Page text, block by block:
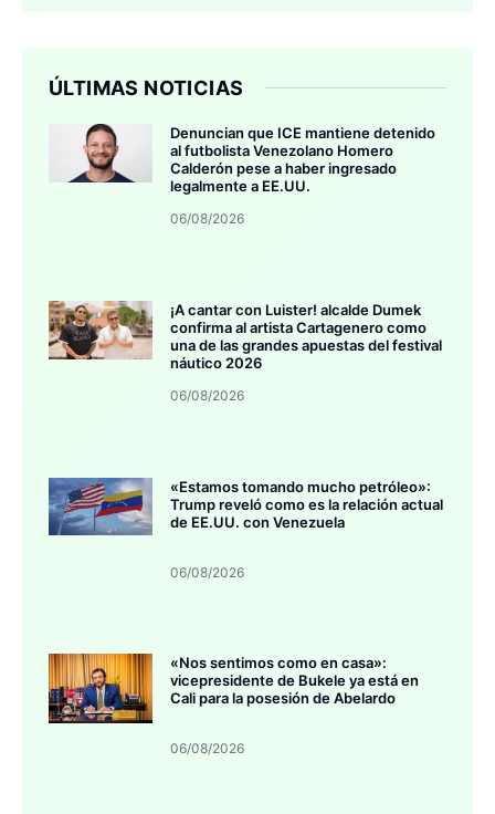
ÚLTIMAS NOTICIAS
Denuncian que ICE mantiene detenido
al futbolista Venezolano Homero
Calderón pese a haber ingresado
legalmente a EE.UU.
06/08/2026
¡A cantar con Luister! alcalde Dumek
confirma al artista Cartagenero como
una de las grandes apuestas del festival
náutico 2026
06/08/2026
«Estamos tomando mucho petróleo»:
Trump reveló como es la relación actual
de EE.UU. con Venezuela
06/08/2026
«Nos sentimos como en casa»:
vicepresidente de Bukele ya está en
Cali para la posesión de Abelardo
06/08/2026